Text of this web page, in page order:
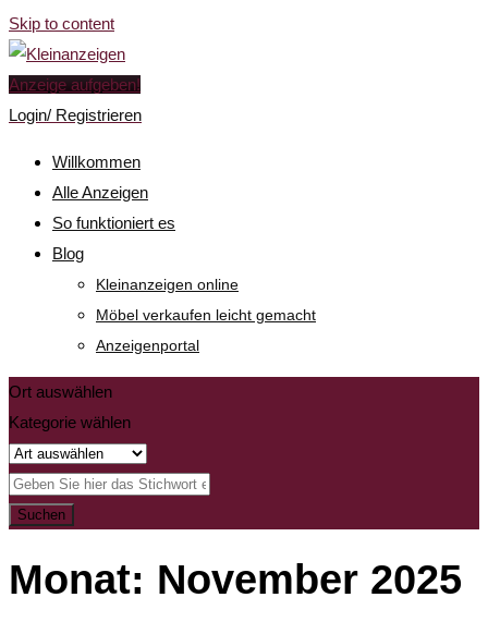
Skip to content
Anzeige aufgeben!
Login/ Registrieren
Willkommen
Alle Anzeigen
So funktioniert es
Blog
Kleinanzeigen online
Möbel verkaufen leicht gemacht
Anzeigenportal
Ort auswählen
Kategorie wählen
Suchen
Monat: November 2025